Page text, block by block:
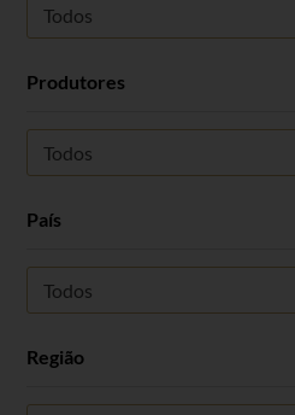
Todos
Produtores
Todos
País
Todos
Região